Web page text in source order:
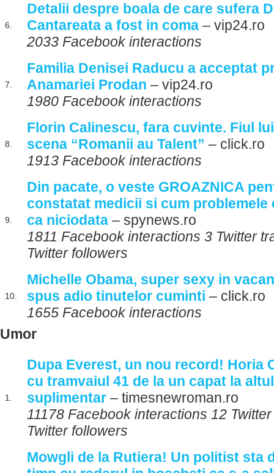
6.
Detalii despre boala de care sufera
Cantareata a fost in coma – vip24.ro
2033 Facebook interactions
7.
Familia Denisei Raducu a acceptat
Anamariei Prodan – vip24.ro
1980 Facebook interactions
8.
Florin Calinescu, fara cuvinte. Fiul
scena “Romanii au Talent” – click.ro
1913 Facebook interactions
9.
Din pacate, o veste GROAZNICA
constatat medicii si cum problemele
ca niciodata – spynews.ro
1811 Facebook interactions 3 Twitter
Twitter followers
10.
Michelle Obama, super sexy in
spus adio tinutelor cuminti – click.ro
1655 Facebook interactions
Umor
1.
Dupa Everest, un nou record! Horia
cu tramvaiul 41 de la un capat la
suplimentar – timesnewroman.ro
11178 Facebook interactions 12
Twitter followers
Mowgli de la Rutiera! Un politist sta